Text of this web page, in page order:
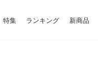
特集 ランキング 新商品